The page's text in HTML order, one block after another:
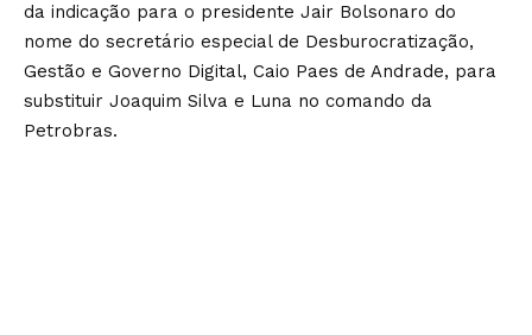
da indicação para o presidente Jair Bolsonaro do
nome do secretário especial de Desburocratização,
Gestão e Governo Digital, Caio Paes de Andrade, para
substituir Joaquim Silva e Luna no comando da
Petrobras.